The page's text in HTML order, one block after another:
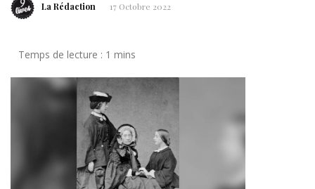
La Rédaction 17 Octobre 2022